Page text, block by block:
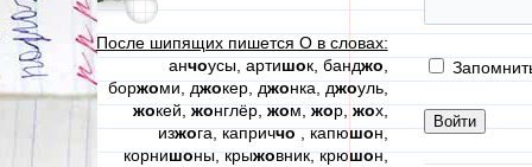
После шипящих пишется О в словах:
анчоусы, артишок, банджо
боржоми, джокер, джонка, джоуль,
жокей,жонглёр,жом,жор,жох,
изжога, каприччо, капюшон,
корнишоны, крыжовник, крюшон,